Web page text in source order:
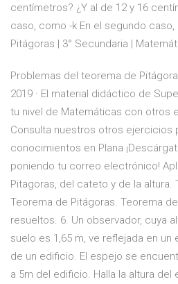
centímetros? ¿Y al de 12 y 16
caso, como -k En el segundo
Pitágoras | 3° Secundaria |
Problemas del teorema de
2019 · El material didáctico de
tu nivel de Matemáticas con otros
Consulta nuestros otros ejercicios
conocimientos en Plana
poniendo tu correo electrónico!
Pitagoras, del cateto y de la altura.
Teorema de Pitágoras. Teorema de
resueltos. 6. Un observador, cuya
suelo es 1,65 m, ve reflejada en un
de un edificio. El espejo se
a 5m del edificio. Halla la altura del